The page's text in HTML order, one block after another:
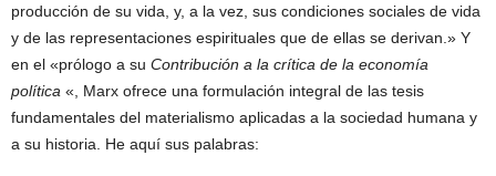
producción de su vida, y, a la vez, sus condiciones sociales de vida
y de las representaciones espirituales que de ellas se derivan.» Y
en el «prólogo a su Contribución a la crítica de la economía
política «, Marx ofrece una formulación integral de las tesis
fundamentales del materialismo aplicadas a la sociedad humana y
a su historia. He aquí sus palabras: